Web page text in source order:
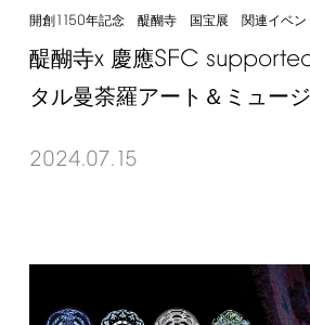
開創 1150年記念 醍醐寺 国宝展 関連イベン
醍醐寺x慶應SFC
タル曼荼羅アート＆ミュー
2024.07.15